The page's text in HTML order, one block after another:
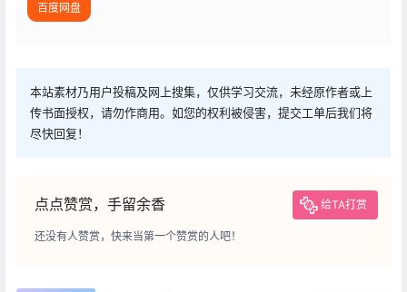
百度网盘
本站素材乃用户投稿及网上搜集，仅供学习交流，未经原作者或上
传书面授权，请勿作商用。如您的权利被侵害，提交工单后我们将
尽快回复！
点点赞赏，手留余香 给TA打赏
还没有人赞赏，快来当第一个赞赏的人吧！